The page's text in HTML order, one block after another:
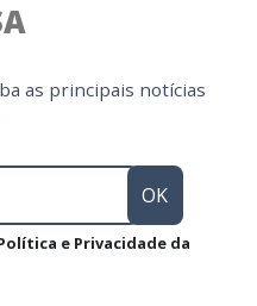
as principais notícias
e Privacidade da